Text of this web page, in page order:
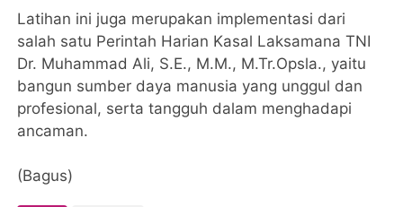
Latihan ini juga merupakan implementasi dari
salah satu Perintah Harian Kasal Laksamana TNI
Dr. Muhammad Ali, S.E., M.M., M.Tr.Opsla., yaitu
bangun sumber daya manusia yang unggul dan
profesional, serta tangguh dalam menghadapi
ancaman.
(Bagus)